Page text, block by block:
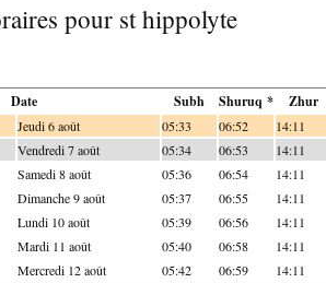
pour st hippolyte
Date Subh Shuruq * Zhur
Jeudi 6 août 05:33 06:52 14:11
Vendredi 7 août 05:34 06:53 14:11
Samedi 8 août 05:36 06:54 14:11
Dimanche 9 août 05:37 06:55 14:11
Lundi 10 août 05:39 06:56 14:11
Mardi 11 août 05:40 06:58 14:11
Mercredi 12 août 05:42 06:59 14:11